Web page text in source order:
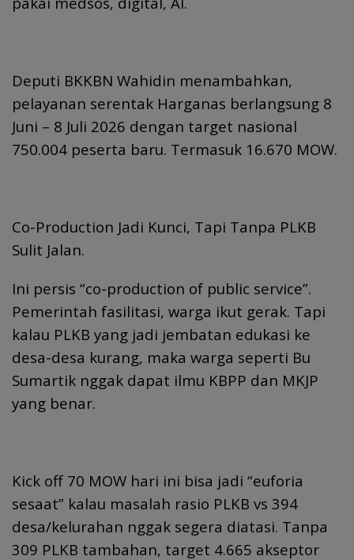
Deputi BKKBN Wahidin menambahkan,
pelayanan serentak Harganas berlangsung 8
Juni – 8 Juli 2026 dengan target nasional
750.004 peserta baru. Termasuk 16.670 MOW.
Co-Production Jadi Kunci, Tapi Tanpa PLKB
Sulit Jalan.
Ini persis “co-production of public service”.
Pemerintah fasilitasi, warga ikut gerak. Tapi
kalau PLKB yang jadi jembatan edukasi ke
desa-desa kurang, maka warga seperti Bu
Sumartik nggak dapat ilmu KBPP dan MKJP
yang benar.
Kick off 70 MOW hari ini bisa jadi “euforia
sesaat” kalau masalah rasio PLKB vs 394
desa/kelurahan nggak segera diatasi. Tanpa
309 PLKB tambahan, target 4.665 akseptor